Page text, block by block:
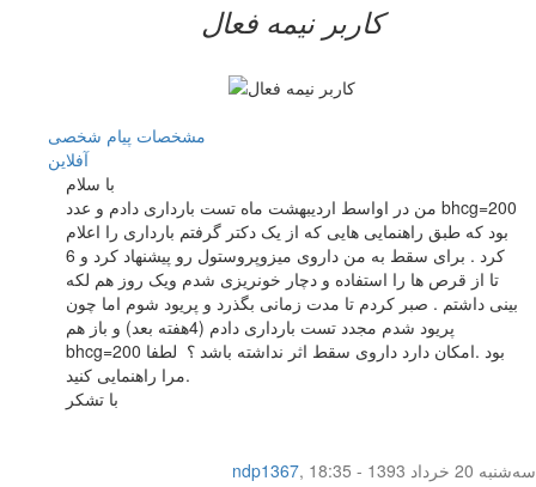
کاربر نيمه فعال
مشخصات پیام شخصی
آفلاين
با سلام
من در اواسط اردیبهشت ماه تست بارداری دادم و عدد bhcg=200
بود که طبق راهنمایی هایی که از یک دکتر گرفتم بارداری را اعلام
کرد . برای سقط به من داروی میزوپروستول رو پیشنهاد کرد و 6
تا از قرص ها را استفاده و دچار خونریزی شدم ویک روز هم لکه
بینی داشتم . صبر کردم تا مدت زمانی بگذرد و پریود شوم اما چون
پریود شدم مجدد تست بارداری دادم (4هفته بعد) و باز هم
bhcg=200 بود .امکان دارد داروی سقط اثر نداشته باشد ؟ لطفا
مرا راهنمایی کنید.
با تشکر
ndp1367,
سه‌شنبه 20 خرداد 1393 - 18:35